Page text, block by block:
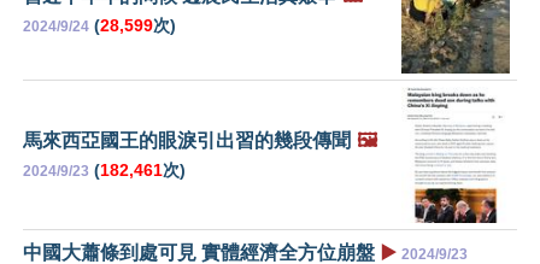
2024/9/24 (28,599次)
馬來西亞國王的眼淚引出習的幾段傳聞 🖼️
2024/9/23 (182,461次)
中國大蕭條到處可見 實體經濟全方位崩盤 ▶️ 2024/9/23